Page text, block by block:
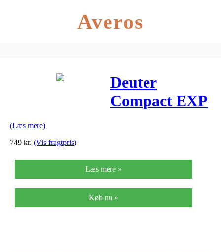
Averos
Deuter
Compact EXP
(Læs mere)
749 kr. (Vis fragtpris)
Læs mere »
Køb nu »